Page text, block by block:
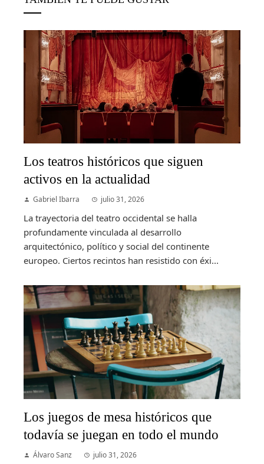
Los teatros históricos que siguen
activos en la actualidad
Gabriel Ibarra julio 31, 2026
La trayectoria del teatro occidental se halla
profundamente vinculada al desarrollo
arquitectónico, político y social del continente
europeo. Ciertos recintos han resistido con éxi...
Los juegos de mesa históricos que
todavía se juegan en todo el mundo
Álvaro Sanz julio 31, 2026